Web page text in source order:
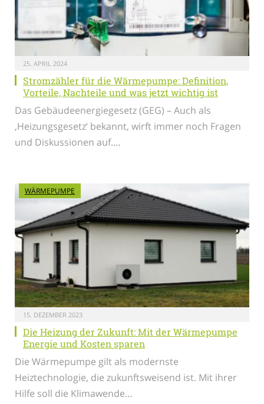
25. APRIL 2024
Stromzähler für die Wärmepumpe: Definition,
Vorteile, Nachteile und was jetzt wichtig ist
Das Gebäudeenergiegesetz (GEG) – Auch als
‚Heizungsgesetz‘ bekannt, wirft immer noch Fragen
und Diskussionen auf.…
WÄRMEPUMPE
15. DEZEMBER 2023
Die Heizung der Zukunft: Mit der Wärmepumpe
Energie und Kosten sparen
Die Wärmepumpe gilt als modernste
Heiztechnologie, die zukunftsweisend ist. Mit ihrer
Hilfe soll die Klimawende…